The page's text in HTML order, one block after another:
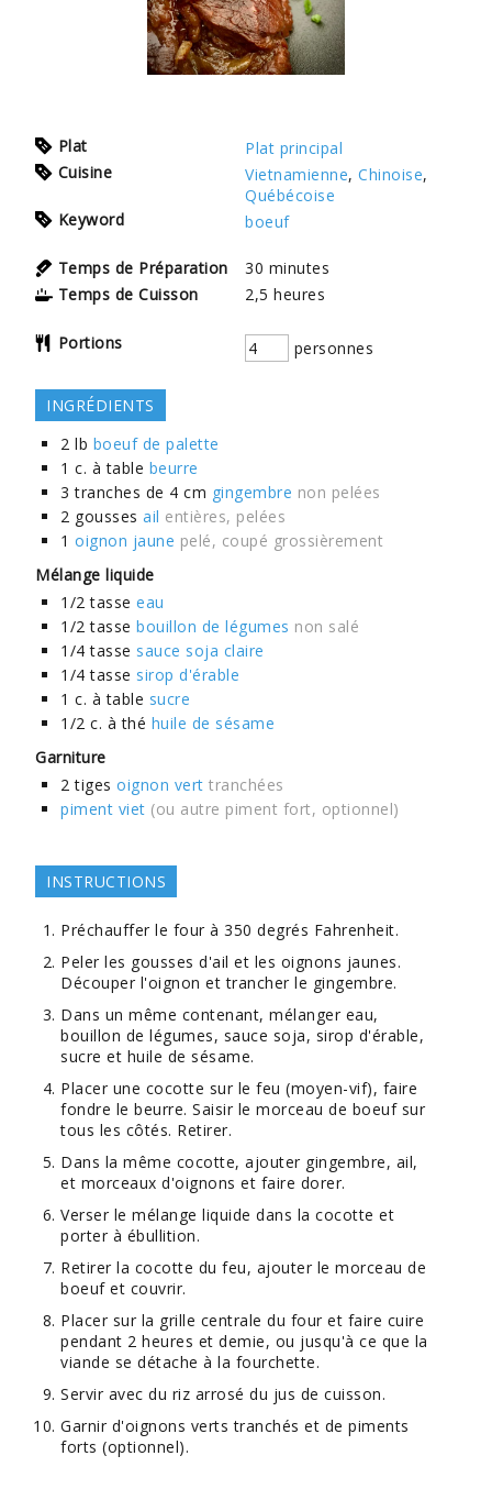
Plat
Plat principal
Cuisine
Vietnamienne,Chinoise,
Québécoise
Keyword
boeuf
Temps de Préparation 30 minutes
Temps de Cuisson
2,5 heures
Portions personnes
INGRÉDIENTS
2 lb boeuf de palette
1 c. à table beurre
3 tranches de 4 cm gingembre non pelées
2 gousses ail entières, pelées
1 oignon jaune pelé, coupé grossièrement
Mélange liquide
1/2 tasse eau
1/2 tasse bouillon de légumes non salé
1/4 tasse sauce soja claire
1/4 tasse sirop d'érable
1 c. à table sucre
1/2 c. à thé huile de sésame
Garniture
2 tiges oignon vert tranchées
piment viet (ou autre piment fort, optionnel)
INSTRUCTIONS
Préchauffer le four à 350 degrés Fahrenheit.
Peler les gousses d'ail et les oignons jaunes.
Découper l'oignon et trancher le gingembre.
Dans un même contenant, mélanger eau,
bouillon de légumes, sauce soja, sirop d'érable,
sucre et huile de sésame.
Placer une cocotte sur le feu (moyen-vif), faire
fondre le beurre. Saisir le morceau de boeuf sur
tous les côtés. Retirer.
Dans la même cocotte, ajouter gingembre, ail,
et morceaux d'oignons et faire dorer.
Verser le mélange liquide dans la cocotte et
porter à ébullition.
Retirer la cocotte du feu, ajouter le morceau de
boeuf et couvrir.
Placer sur la grille centrale du four et faire cuire
pendant 2 heures et demie, ou jusqu'à ce que la
viande se détache à la fourchette.
Servir avec du riz arrosé du jus de cuisson.
Garnir d'oignons verts tranchés et de piments
forts (optionnel).